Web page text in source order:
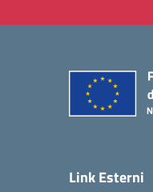
Link Esterni